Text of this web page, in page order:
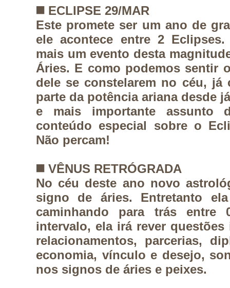
◼️ ECLIPSE 29/MAR
Este promete ser um ano de
ele acontece entre 2
mais um evento desta
Áries. E como podemos sentir
dele se constelarem no céu, já
parte da potência ariana desde
e mais importante assunto
conteúdo especial sobre o
Não percam!
◼️ VÊNUS RETRÓGRADA
No céu deste ano novo
signo de áries. Entretanto
caminhando para trás entre
intervalo, ela irá rever
relacionamentos, parcerias,
economia, vínculo e desejo,
nos signos de áries e peixes.